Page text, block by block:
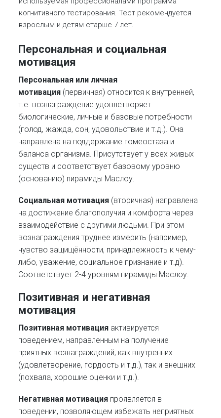
когнитивного тестирования. Тест рекомендуется
взрослым и детям старше 7 лет.
Персональная и социальная
мотивация
Персональная или личная
мотивация (первичная) относится к внутренней,
т.е. вознаграждение удовлетворяет
биологические, личные и базовые потребности
(голод, жажда, сон, удовольствие и т.д.). Она
направлена на поддержание гомеостаза и
баланса организма. Присутствует у всех живых
существ и соответствует базовому уровню
(основанию) пирамиды Маслоу.
Социальная мотивация (вторичная) направлена
на достижение благополучия и комфорта через
взаимодействие с другими людьми. При этом
вознаграждения труднее измерить (например,
чувство защищённости, принадлежность к чему-
либо, уважение, социальное признание и т.д).
Соответствует 2-4 уровням пирамиды Маслоу.
Позитивная и негативная
мотивация
Позитивная мотивация активируется
поведением, направленным на получение
приятных вознаграждений, как внутренних
(удовлетворение, гордость и т.д.), так и внешних
(похвала, хорошие оценки и т.д.).
Негативная мотивация проявляется в
поведении, позволяющем избежать неприятных